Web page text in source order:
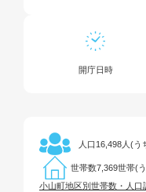
開庁日時
人口 16,498人(う
世帯数7,369世帯(
小山町地区別世帯数・人口